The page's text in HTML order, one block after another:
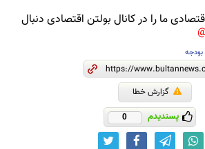
ما را در کانال بولتن اقتصادی دنبال
بودجه
گزارش خطا
پسندیدم 0